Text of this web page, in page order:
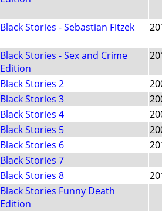
Black Stories - Sebastian Fitzek
Black Stories - Sex and Crime
Edition
Black Stories 2
Black Stories 3
Black Stories 4
Black Stories 5
Black Stories 6
Black Stories 7
Black Stories 8
Black Stories Funny Death
Edition